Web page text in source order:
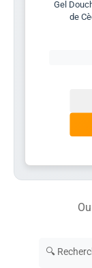
Gel
de
🔍